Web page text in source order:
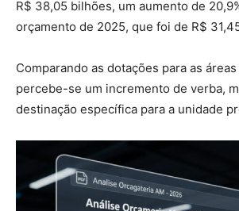
R$ 38,05 bilhões, um aumento de
orçamento de 2025, que foi de R$
Comparando as dotações para as
percebe-se um incremento de verba,
destinação específica para a unidade